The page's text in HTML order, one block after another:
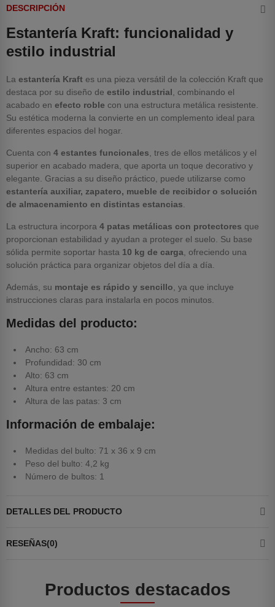
DESCRIPCIÓN
Estantería Kraft: funcionalidad y
estilo industrial
La estantería Kraft es una pieza versátil de la colección Kraft que
destaca por su diseño de estilo industrial , combinando el
acabado en efecto roble con una estructura metálica resistente.
Su estética moderna la convierte en un complemento ideal para
diferentes espacios del hogar.
Cuenta con 4 estantes funcionales , tres de ellos metálicos y el
superior en acabado madera, que aporta un toque decorativo y
elegante. Gracias a su diseño práctico, puede utilizarse como
estantería auxiliar, zapatero, mueble de recibidor o solución
de almacenamiento en distintas estancias
La estructura incorpora 4 patas metálicas con protectores que
proporcionan estabilidad y ayudan a proteger el suelo. Su base
sólida permite soportar hasta 10 kg de carga , ofreciendo una
solución práctica para organizar objetos del día a día.
Además, su montaje es rápido y sencillo , ya que incluye
instrucciones claras para instalarla en pocos minutos.
Medidas del producto:
Ancho: 63 cm
Profundidad: 30 cm
Alto: 63 cm
Altura entre estantes: 20 cm
Altura de las patas: 3 cm
Información de embalaje:
Medidas del bulto: 71 x 36 x 9 cm
Peso del bulto: 4,2 kg
Número de bultos: 1
DETALLES DEL PRODUCTO
RESEÑAS(0)
Productos destacados